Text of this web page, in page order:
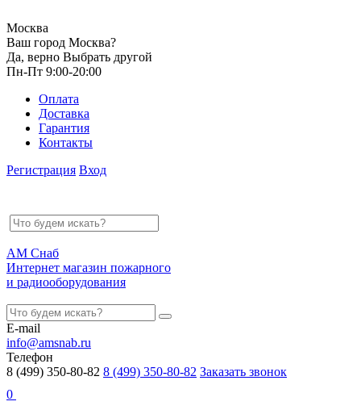
Москва
Ваш город Москва?
Да, верно Выбрать другой
Пн-Пт 9:00-20:00
Оплата
Доставка
Гарантия
Контакты
Регистрация Вход
АМ Снаб
Интернет магазин пожарного
и радиооборудования
E-mail
info@amsnab.ru
Телефон
8 (499) 350-80-82 8 (499) 350-80-82 Заказать звонок
0